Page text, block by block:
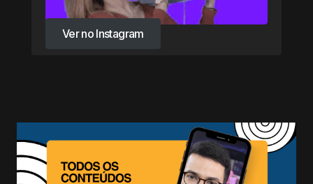
Ver no Instagram
Ver no Instagram